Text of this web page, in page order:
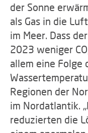
der Sonne
als Gas in die
im Meer. Dass
2023 weniger CO
allem eine Folge
Regionen der
im Nordatlantik.
reduzierten die